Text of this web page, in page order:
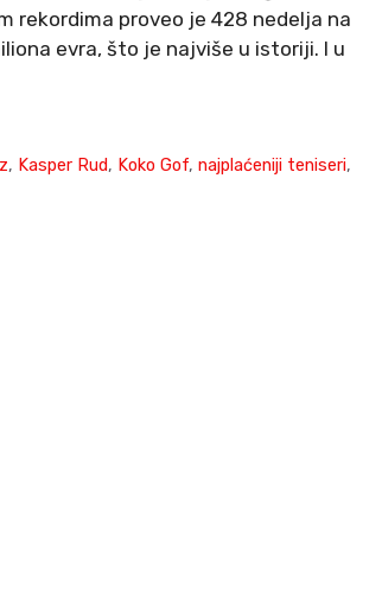
rekordima proveo je 428 nedelja na
evra, što je najviše u istoriji. I u
, Kasper Rud, Koko Gof,najplaćeniji teniseri,